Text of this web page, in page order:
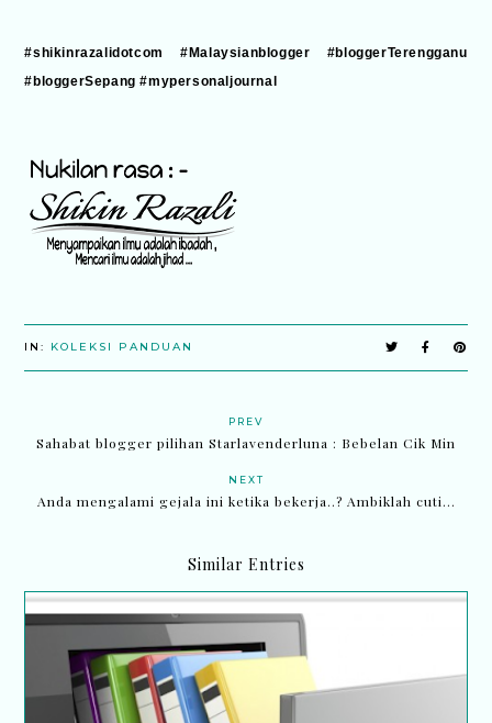
#shikinrazalidotcom #Malaysianblogger #bloggerTerengganu
#bloggerSepang #mypersonaljournal
IN: KOLEKSI PANDUAN
PREV
Sahabat blogger pilihan Starlavenderluna : Bebelan Cik Min
NEXT
Anda mengalami gejala ini ketika bekerja..? Ambiklah cuti...
Similar Entries